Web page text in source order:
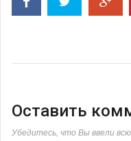
Оставить
Убедитесь, что Вы ввели